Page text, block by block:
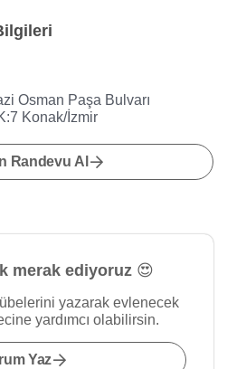
Osman Paşa Bulvarı
Konak/İzmir
Randevu Al
merak ediyoruz 😍
yazarak evlenecek
yardımcı olabilirsin.
Yaz